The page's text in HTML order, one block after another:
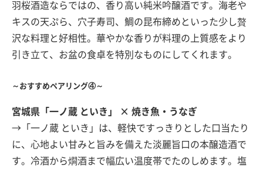
羽桜酒造ならではの、香り高い純米吟醸酒です。海老や
キスの天ぷら、穴子寿司、鯛の昆布締めといった少し贅
沢な料理と好相性。華やかな香りが料理の上質感をより
引き立て、お盆の食卓を特別なものにしてくれます。
～おすすめペアリング④～
宮城県「一ノ蔵 といき」 × 焼き魚・うなぎ
→「一ノ蔵 といき」は、軽快ですっきりとした口当たり
に、心地よい甘みと旨みを備えた淡麗旨口の本醸造酒で
す。冷酒から燗酒まで幅広い温度帯でたのしめます。塩